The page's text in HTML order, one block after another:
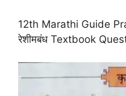
12th Marathi Guide
रेशीमबंध Textbook